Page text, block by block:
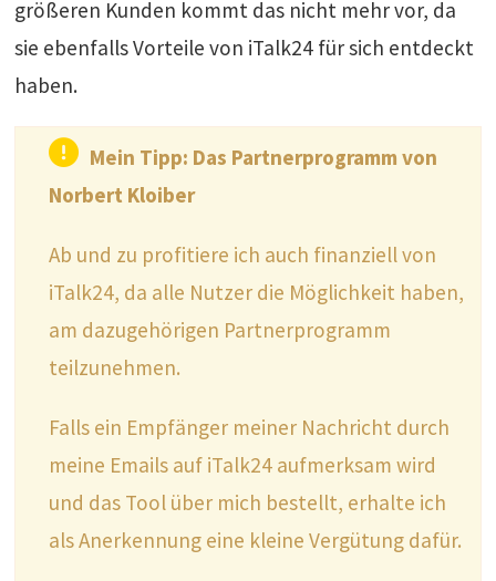
größeren Kunden kommt das nicht mehr vor, da
sie ebenfalls Vorteile von iTalk24 für sich entdeckt
haben.
Mein Tipp: Das Partnerprogramm von
Norbert Kloiber
Ab und zu profitiere ich auch finanziell von
iTalk24, da alle Nutzer die Möglichkeit haben,
am dazugehörigen Partnerprogramm
teilzunehmen.
Falls ein Empfänger meiner Nachricht durch
meine Emails auf iTalk24 aufmerksam wird
und das Tool über mich bestellt, erhalte ich
als Anerkennung eine kleine Vergütung dafür.